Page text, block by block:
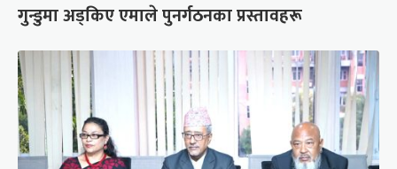
गुन्डुमा अड्किए एमाले पुनर्गठनका प्रस्तावहरू